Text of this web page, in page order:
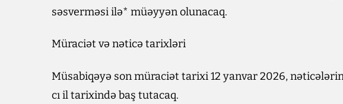
səsverməsi ilə* müəyyən olunacaq.
Müraciət və nəticə tarixləri
Müsabiqəyə son müraciət tarixi 12 yanvar 2026,
cı il tarixində baş tutacaq.